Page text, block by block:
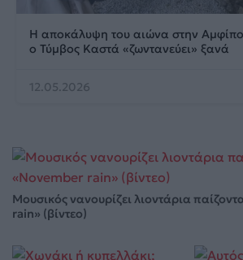
Η αποκάλυψη του αιώνα στην
ο Τύμβος Καστά «ζωντανεύει» ξανά
12.05.2026
Μουσικός νανουρίζει λιοντάρια
rain» (βίντεο)